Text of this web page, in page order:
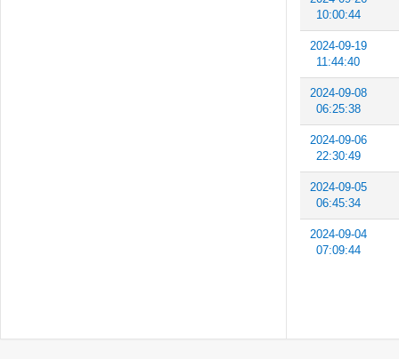
10:00:44
2024-09-19
11:44:40
2024-09-08
06:25:38
2024-09-06
22:30:49
2024-09-05
06:45:34
2024-09-04
07:09:44